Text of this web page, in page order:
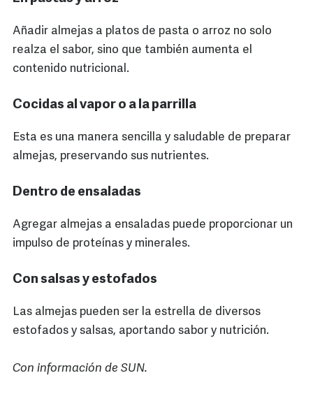
Añadir almejas a platos de pasta o arroz no solo
realza el sabor, sino que también aumenta el
contenido nutricional.
Cocidas al vapor o a la parrilla
Esta es una manera sencilla y saludable de preparar
almejas, preservando sus nutrientes.
Dentro de ensaladas
Agregar almejas a ensaladas puede proporcionar un
impulso de proteínas y minerales.
Con salsas y estofados
Las almejas pueden ser la estrella de diversos
estofados y salsas, aportando sabor y nutrición.
Con información de SUN.